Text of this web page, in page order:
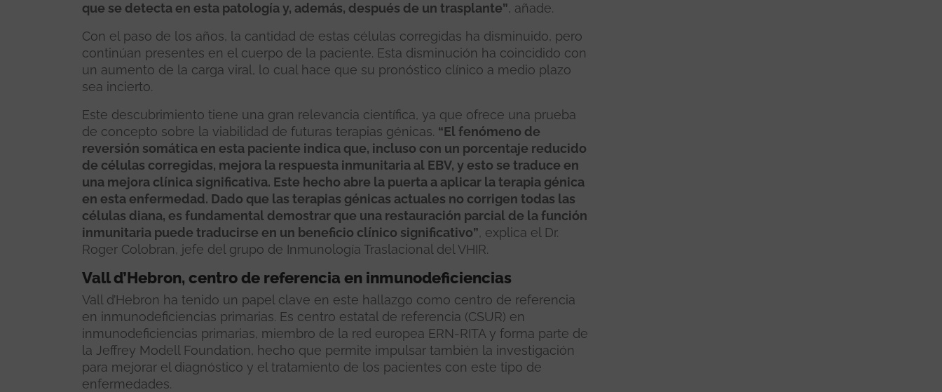
que se detecta en esta patología y, además, después de un trasplante”, añade.
Con el paso de los años, la cantidad de estas células corregidas ha disminuido, pero
continúan presentes en el cuerpo de la paciente. Esta disminución ha coincidido con
un aumento de la carga viral, lo cual hace que su pronóstico clínico a medio plazo
sea incierto.
Este descubrimiento tiene una gran relevancia científica, ya que ofrece una prueba
de concepto sobre la viabilidad de futuras terapias génicas. “El fenómeno de
reversión somática en esta paciente indica que, incluso con un porcentaje reducido
de células corregidas, mejora la respuesta inmunitaria al EBV, y esto se traduce en
una mejora clínica significativa. Este hecho abre la puerta a aplicar la terapia génica
en esta enfermedad. Dado que las terapias génicas actuales no corrigen todas las
células diana, es fundamental demostrar que una restauración parcial de la función
inmunitaria puede traducirse en un beneficio clínico significativo”, explica el Dr.
Roger Colobran, jefe del grupo de Inmunología Traslacional del VHIR.
Vall d’Hebron, centro de referencia en inmunodeficiencias
Vall d’Hebron ha tenido un papel clave en este hallazgo como centro de referencia
en inmunodeficiencias primarias. Es centro estatal de referencia (CSUR) en
inmunodeficiencias primarias, miembro de la red europea ERN-RITA y forma parte de
la Jeffrey Modell Foundation, hecho que permite impulsar también la investigación
para mejorar el diagnóstico y el tratamiento de los pacientes con este tipo de
enfermedades.